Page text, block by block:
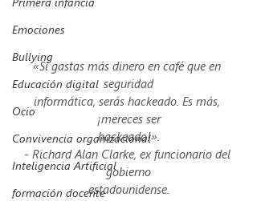
Emociones
Bullying
Educación digital
Ocio
Convivencia organizacional
Inteligencia Artificial
formación docente
«Si gastas más dinero en café que en
seguridad
informática, serás hackeado. Es más,
¡mereces ser
hackeado!».
- Richard Alan Clarke, ex funcionario del
gobierno
estadounidense.